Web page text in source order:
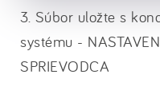
3. Súbor uložte s
systému -
SPRIEVODCA